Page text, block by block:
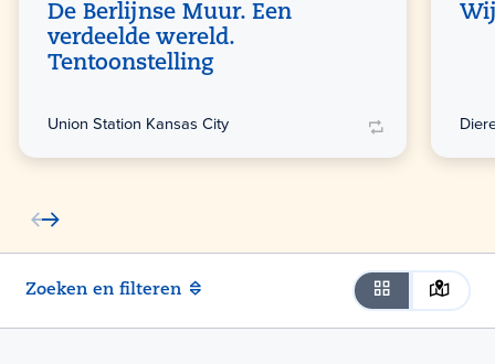
De Berlijnse Muur. Een
verdeelde wereld.
Tentoonstelling
Union Station Kansas City
Zoeken en filteren